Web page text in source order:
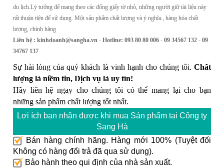
du lịch.Lý tưởng để mang theo các đống giấy tờ nhỏ, những người giữ tài liệu này
rất thuận tiện để sử dụng. Một sản phẩm chất lượng và ý nghĩa., hàng hóa chất
lượng, chính hãng
Liên hệ : kinhdoanh@sangha.vn - Hotline: 093 80 80 006 - 09 34567 132 - 09
34767 137
Sự hài lòng của quý khách là vinh hạnh cho chúng tôi. Chất
lượng là niềm tin, Dịch vụ là uy tín!
Hãy liên hệ ngay cho chúng tôi có thể mang lại cho bạn
những sản phẩm chất lượng tốt nhất.
Lợi ích bạn nhận được khi mua Sản phẩm tại Công ty
Sang Hà
Bán hàng chính hãng. Hàng mới 100% (Tuyệt đối
Không có hàng đổi trả đã qua sử dụng).
Bảo hành theo qui định của nhà sản xuất.